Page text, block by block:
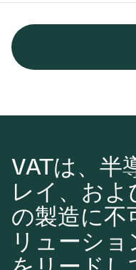
VATは、半
レイ、お
の製造に不
リューシ